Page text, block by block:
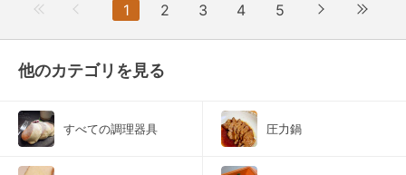
1 2 3 4 5
他のカテゴリを見る
すべての調理器具 圧力鍋